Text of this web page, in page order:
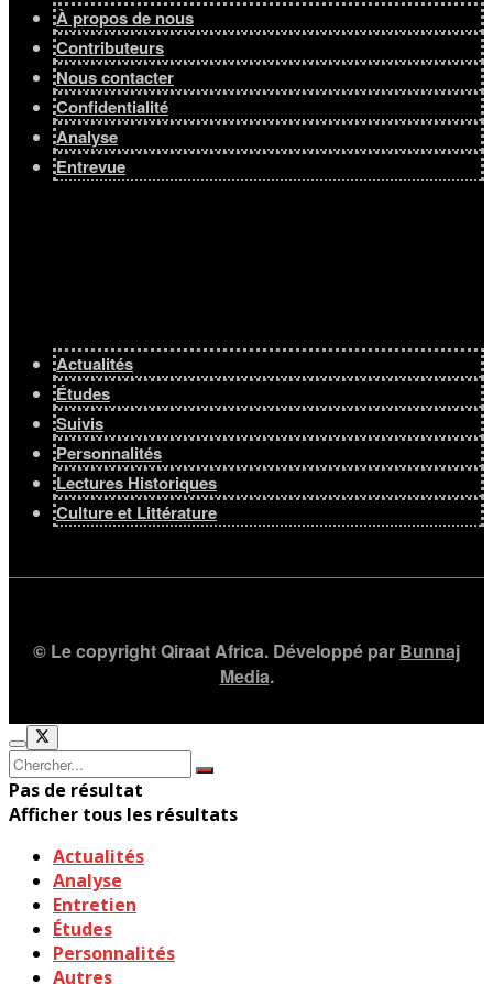
À propos de nous
Contributeurs
Nous contacter
Confidentialité
Analyse
Entrevue
Actualités
Études
Suivis
Personnalités
Lectures Historiques
Culture et Littérature
© Le copyright Qiraat Africa. Développé par Bunnaj
Media.
Pas de résultat
Afficher tous les résultats
Actualités
Analyse
Entretien
Études
Personnalités
Autres